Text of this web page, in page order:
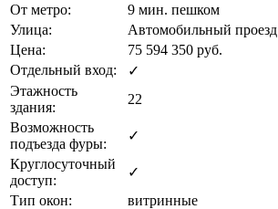
От метро:
9 мин. пешком
Улица:
Автомобильный проезд
Цена:
75 594 350 руб.
Отдельный вход:
✓
Этажность
здания:
22
Возможность
подъезда фуры:
✓
Круглосуточный
доступ:
✓
Тип окон:
витринные